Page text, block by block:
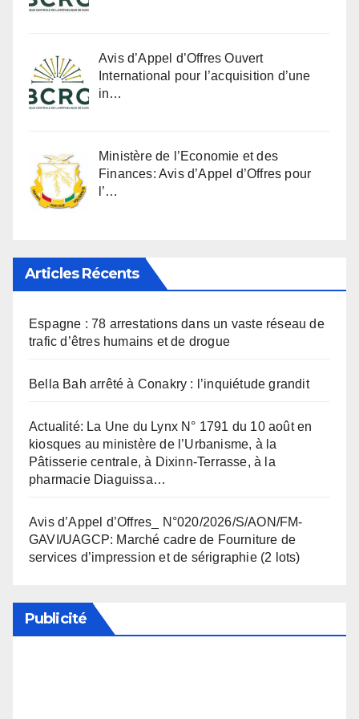
Avis d’Appel d’Offres Ouvert
International pour l’acquisition d’une
in…
Ministère de l’Economie et des
Finances: Avis d’Appel d’Offres pour
l’…
Articles Récents
Espagne : 78 arrestations dans un vaste réseau de
trafic d’êtres humains et de drogue
Bella Bah arrêté à Conakry : l’inquiétude grandit
Actualité: La Une du Lynx N° 1791 du 10 août en
kiosques au ministère de l’Urbanisme, à la
Pâtisserie centrale, à Dixinn-Terrasse, à la
pharmacie Diaguissa…
Avis d’Appel d’Offres_ N°020/2026/S/AON/FM-
GAVI/UAGCP: Marché cadre de Fourniture de
services d’impression et de sérigraphie (2 lots)
Publicité